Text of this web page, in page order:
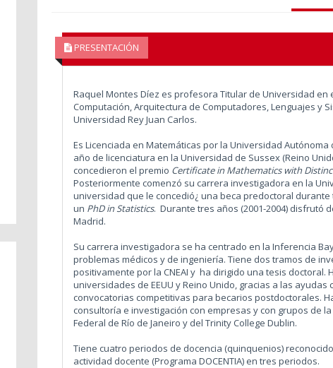
PRESENTACIÓN
Raquel Montes Díez es profesora Titular de Universidad en
Computación, Arquitectura de Computadores, Lenguajes y
Universidad Rey Juan Carlos.
Es Licenciada en Matemáticas por la Universidad
año de licenciatura en la Universidad de Sussex (Reino
concedieron el premio Certificate in Mathematics with
Posteriormente comenzó su carrera investigadora en la
universidad que le concedió¿ una beca predoctoral durante
un PhD in Statistics. Durante tres años (2001-2004) disfrutó
Madrid.
Su carrera investigadora se ha centrado en la Inferencia
problemas médicos y de ingeniería. Tiene dos tramos de
positivamente por la CNEAI y ha dirigido una tesis doctoral.
universidades de EEUU y Reino Unido, gracias a las
convocatorias competitivas para becarios postdoctorales.
consultoría e investigación con empresas y con grupos de
Federal de Río de Janeiro y del Trinity College Dublin.
Tiene cuatro periodos de docencia (quinquenios)
actividad docente (Programa DOCENTIA) en tres periodos.